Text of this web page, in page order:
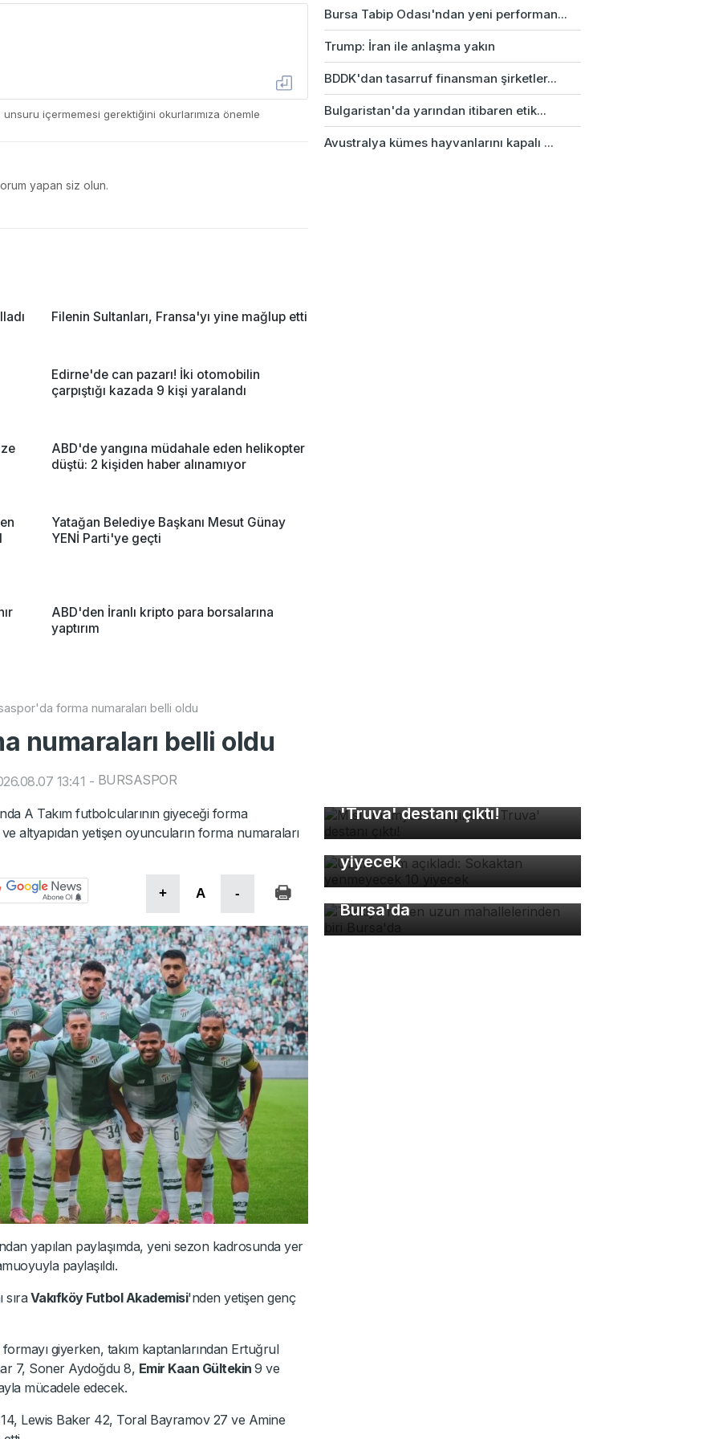
içermemesi gerektiğini okurlarımıza önemle
yapan siz olun.
Filenin Sultanları, Fransa'yı yine mağlup etti
Edirne'de can pazarı! İki otomobilin
çarpıştığı kazada 9 kişi yaralandı
ABD'de yangına müdahale eden helikopter
düştü: 2 kişiden haber alınamıyor
Yatağan Belediye Başkanı Mesut Günay
YENİ Parti'ye geçti
ABD'den İranlı kripto para borsalarına
yaptırım
Bursa Tabip Odası'ndan yeni performan...
Trump: İran ile anlaşma yakın
BDDK'dan tasarruf finansman şirketler...
Bulgaristan'da yarından itibaren etik...
Avustralya kümes hayvanlarını kapalı ...
forma numaraları belli oldu
numaraları belli oldu
13:41 - BURSASPOR
A Takım futbolcularının giyeceği forma
altyapıdan yetişen oyuncuların forma numaraları
+ A -
yapılan paylaşımda, yeni sezon kadrosunda yer
paylaşıldı.
sıra Vakıfköy Futbol Akademisi'nden yetişen genç
giyerken, takım kaptanlarından Ertuğrul
7, Soner Aydoğdu 8, Emir Kaan Gültekin 9 ve
mücadele edecek.
Lewis Baker 42, Toral Bayramov 27 ve Amine
'Truva' destanı çıktı!
Uzman isim açıkladı:
Sokaktan yenmeyecek 10
yiyecek
Türkiye'nin en uzun
mahallelerinden biri
Bursa'da